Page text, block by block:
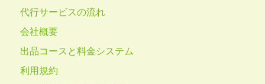
代行サービスの流れ
会社概要
出品コースと料金システム
利用規約